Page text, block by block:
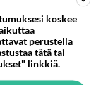
päin.
diktatuuriin.
koskee
perustella
tätä tai
linkkiä.